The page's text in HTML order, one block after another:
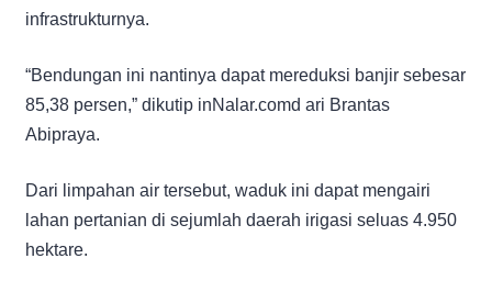
infrastrukturnya.
“Bendungan ini nantinya dapat mereduksi banjir sebesar
85,38 persen,” dikutip inNalar.comd ari Brantas
Abipraya.
Dari limpahan air tersebut, waduk ini dapat mengairi
lahan pertanian di sejumlah daerah irigasi seluas 4.950
hektare.